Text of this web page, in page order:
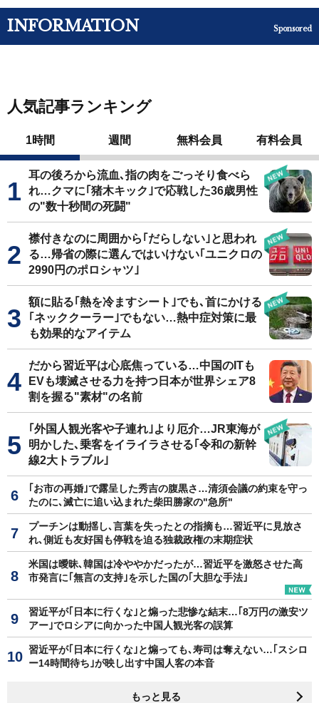
INFORMATION Sponsored
人気記事ランキング
1時間 週間 無料会員 有料会員
耳の後ろから流血､指の肉をごっそり食べら
れ…クマに｢猪木キック｣で応戦した36歳男性
の"数十秒間の死闘"
襟付きなのに周囲から｢だらしない｣と思われ
る…帰省の際に選んではいけない｢ユニクロの
2990円のポロシャツ｣
額に貼る｢熱を冷ますシート｣でも､首にかける
｢ネッククーラー｣でもない…熱中症対策に最
も効果的なアイテム
だから習近平は心底焦っている…中国のITも
EVも壊滅させる力を持つ日本が世界シェア8
割を握る"素材"の名前
｢外国人観光客や子連れ｣より厄介…JR東海が
明かした､乗客をイライラさせる｢令和の新幹
線2大トラブル｣
｢お市の再婚｣で露呈した秀吉の腹黒さ…清須会議の約束を守っ
たのに､滅亡に追い込まれた柴田勝家の"急所"
プーチンは動揺し､言葉を失ったとの指摘も…習近平に見放さ
れ､側近も友好国も停戦を迫る独裁政権の末期症状
米国は曖昧､韓国は冷ややかだったが…習近平を激怒させた高
市発言に｢無言の支持｣を示した国の｢大胆な手法｣
習近平が｢日本に行くな｣と煽った悲惨な結末…｢8万円の激安ツ
アー｣でロシアに向かった中国人観光客の誤算
習近平が｢日本に行くな｣と煽っても､寿司は奪えない…｢スシロ
ー14時間待ち｣が映し出す中国人客の本音
もっと見る